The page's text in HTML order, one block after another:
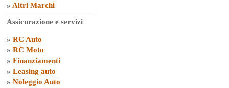
» Altri Marchi
Assicurazione e servizi
» RC Auto
» RC Moto
» Finanziamenti
» Leasing auto
» Noleggio Auto